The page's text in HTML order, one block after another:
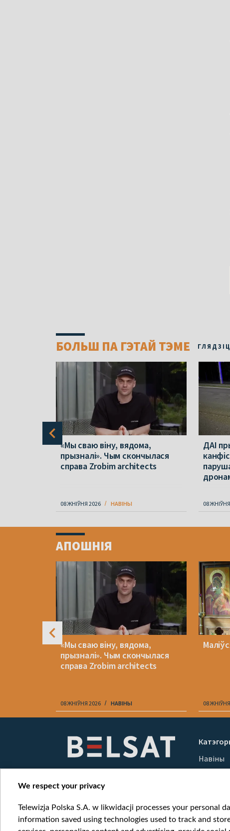
БОЛЬШ ПА ГЭТАЙ ТЭМЕ
«Мы сваю віну, вядома,
прызналі». Чым скончылася
справа Zrobim architects
08 ЖНІЎНЯ 2026 НАВІНЫ
ДАІ
08
ofАПОШНІЯ
«Мы сваю віну, вядома,
прызналі». Чым скончылася
справа Zrobim architects
08 ЖНІЎНЯ 2026 НАВІНЫ 08
Навіны
Вайна
We respect your privacy
Telewizja Polska S.A. w likwidacji processes your
information saved using technologies used to track and